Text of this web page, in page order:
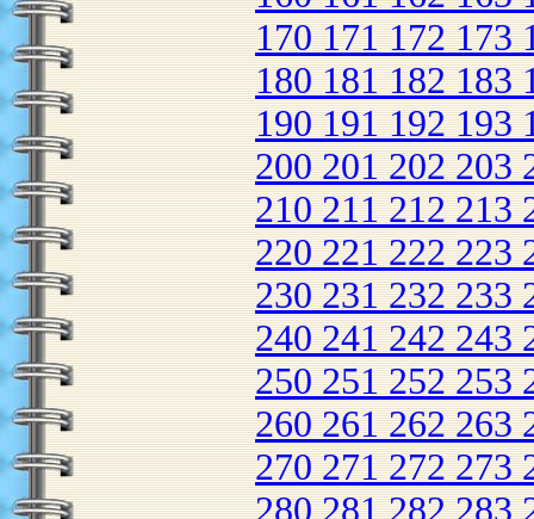
170 171 172 173
180 181 182 183
190 191 192 193
200 201 202 203
210 211 212 213
220 221 222 223
230 231 232 233
240 241 242 243
250 251 252 253
260 261 262 263
270 271 272 273
280 281 282 283